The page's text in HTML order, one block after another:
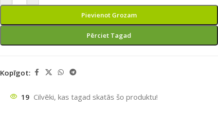
Pievienot Grozam
Pērciet Tagad
Kopīgot:
19 Cilvēki, kas tagad skatās šo produktu!